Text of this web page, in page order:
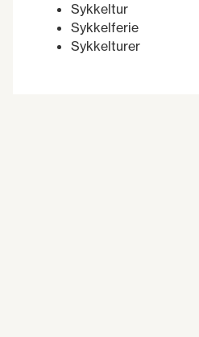
Sykkeltur
Sykkelferie
Sykkelturer